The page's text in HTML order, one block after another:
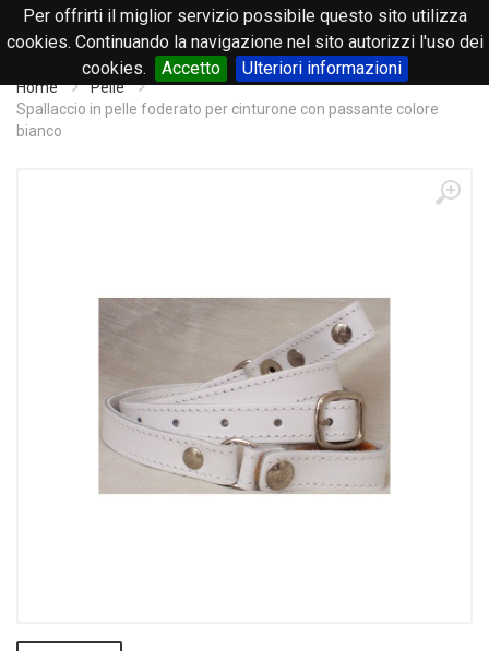
Per offrirti il miglior servizio possibile questo sito utilizza
cookies. Continuando la navigazione nel sito autorizzi l'uso dei
cookies.
Accetto Ulteriori informazioni
0
Home
Pelle
Spallaccio in pelle foderato per cinturone con passante colore
bianco